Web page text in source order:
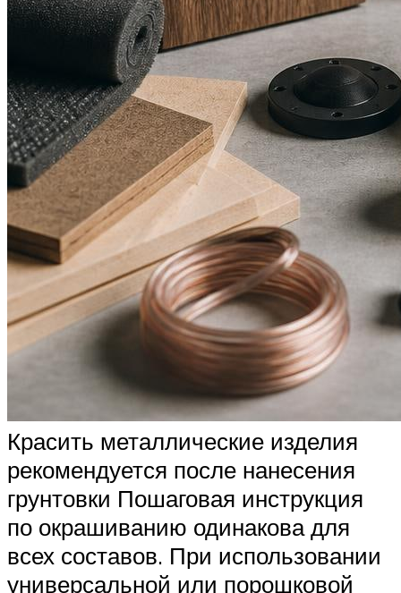
Красить металлические изделия
рекомендуется после нанесения
грунтовки Пошаговая инструкция
по окрашиванию одинакова для
всех составов. При использовании
универсальной или порошковой